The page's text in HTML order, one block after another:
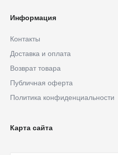
Информация
Контакты
Доставка и оплата
Возврат товара
Публичная оферта
Политика конфиденциальности
Карта сайта